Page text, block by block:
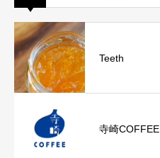
Teeth
寺崎COFFEE